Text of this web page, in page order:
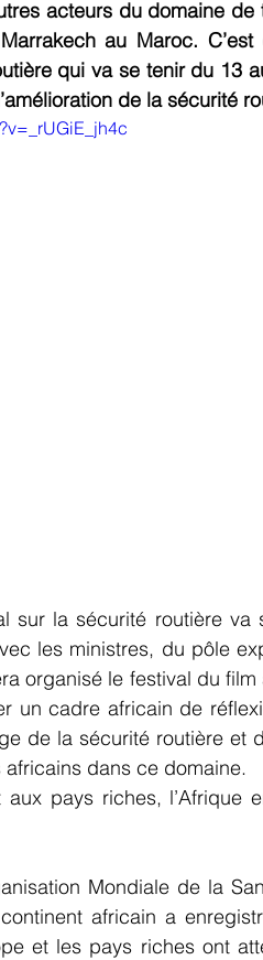
acteurs du domaine
au Maroc.
qui va se tenir du 13
de la sécurité
sur la sécurité routière va
les ministres, du pôle
organisé le festival du
un cadre africain de
de la sécurité routière et
dans ce domaine.
aux pays riches,
Mondiale de la
africain a
et les pays riches ont